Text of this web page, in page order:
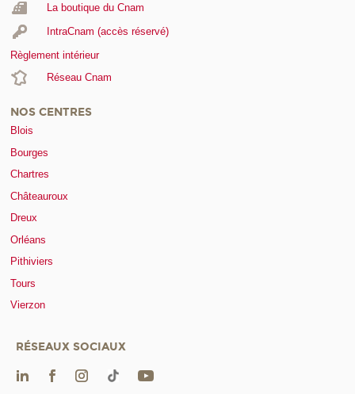
La boutique du Cnam
IntraCnam (accès réservé)
Règlement intérieur
Réseau Cnam
NOS CENTRES
Blois
Bourges
Chartres
Châteauroux
Dreux
Orléans
Pithiviers
Tours
Vierzon
RÉSEAUX SOCIAUX